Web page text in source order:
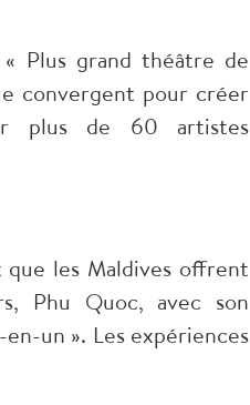
Plus grand théâtre de
convergent pour créer
plus de 60 artistes
les Maldives offrent
Phu Quoc, avec son
un ». Les expériences